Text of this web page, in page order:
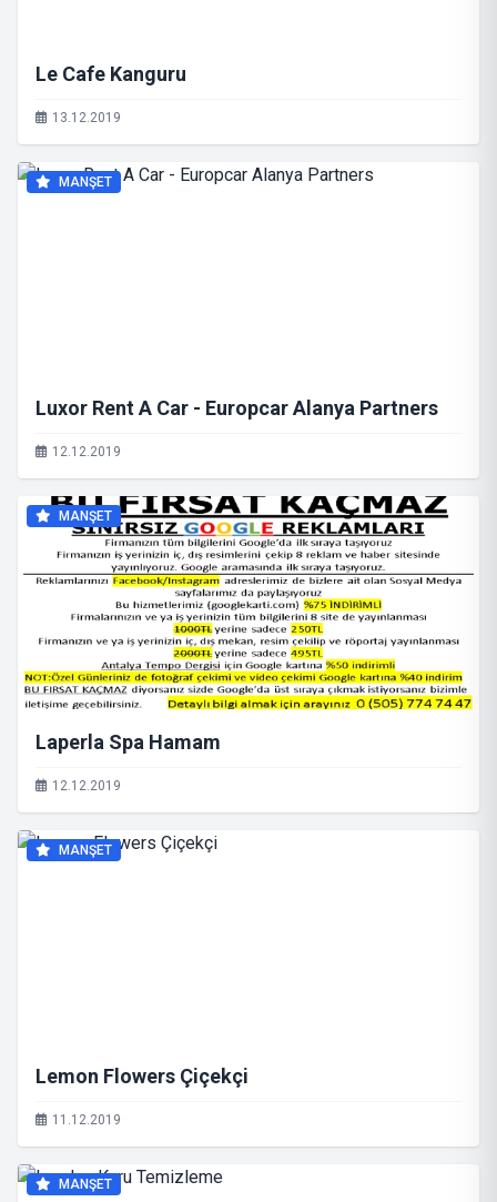
Le Cafe Kanguru
13.12.2019
MANŞET
Luxor Rent A Car - Europcar Alanya Partners
12.12.2019
MANŞET
Laperla Spa Hamam
12.12.2019
MANŞET
Lemon Flowers Çiçekçi
11.12.2019
MANŞET